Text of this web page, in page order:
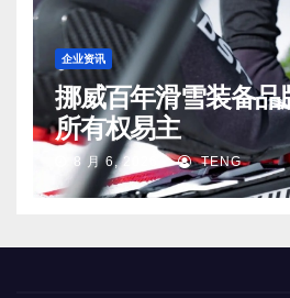
企业资讯
挪威百年滑雪装备
所有权易主
8 月 6, 2026 TENG